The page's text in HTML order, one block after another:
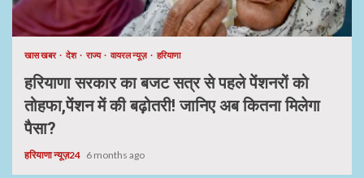
खास खबर देश राज्य वायरल न्यूज़ हरियाणा
हरियाणा सरकार का बजट सत्र से पहले पेंशनरों को
तोहफा,पेंशन में की बढ़ोतरी! जानिए अब कितना मिलेगा
पैसा?
हरियाणा न्यूज़24 6 months ago